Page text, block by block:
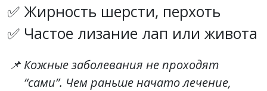
Жирность шерсти, перхоть
Частое лизание лап или живота
Кожные заболевания не проходят
“сами”. Чем раньше начато лечение,